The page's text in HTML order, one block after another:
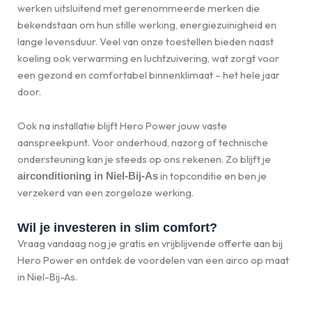
werken uitsluitend met gerenommeerde merken die
bekendstaan om hun stille werking, energiezuinigheid en
lange levensduur. Veel van onze toestellen bieden naast
koeling ook verwarming en luchtzuivering, wat zorgt voor
een gezond en comfortabel binnenklimaat – het hele jaar
door.
Ook na installatie blijft Hero Power jouw vaste
aanspreekpunt. Voor onderhoud, nazorg of technische
ondersteuning kan je steeds op ons rekenen. Zo blijft je
airconditioning in Niel-Bij-Asin topconditie en ben je
verzekerd van een zorgeloze werking.
Wil je investeren in slim comfort?
Vraag vandaag nog je gratis en vrijblijvende offerte aan bij
Hero Power en ontdek de voordelen van een airco op maat
in Niel-Bij-As.